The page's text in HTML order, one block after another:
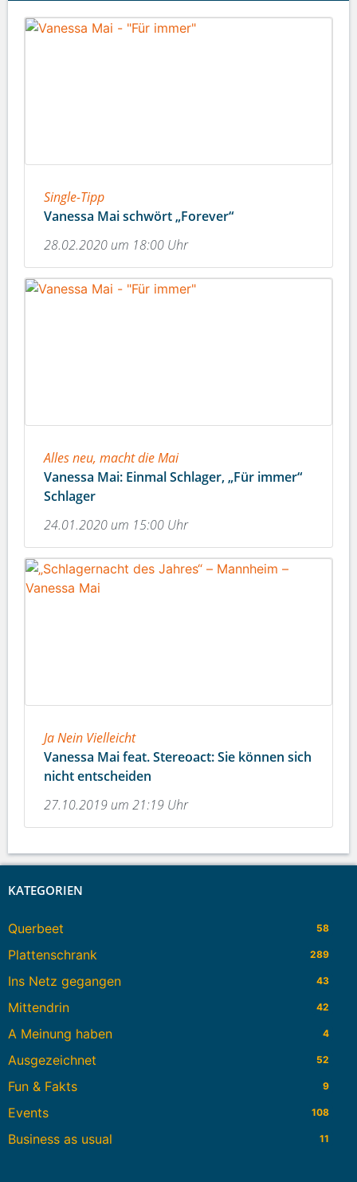
Single-Tipp
Vanessa Mai schwört „Forever“
28.02.2020 um 18:00 Uhr
Alles neu, macht die Mai
Vanessa Mai: Einmal Schlager, „Für immer“
Schlager
24.01.2020 um 15:00 Uhr
Ja Nein Vielleicht
Vanessa Mai feat. Stereoact: Sie können sich
nicht entscheiden
27.10.2019 um 21:19 Uhr
KATEGORIEN
Querbeet 58
Plattenschrank 289
Ins Netz gegangen 43
Mittendrin 42
A Meinung haben 4
Ausgezeichnet 52
Fun & Fakts 9
Events 108
Business as usual 11